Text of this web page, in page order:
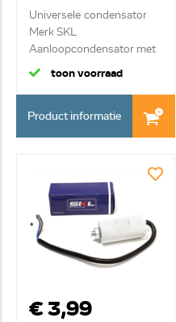
Universele condensator
Merk SKL
Aanloopcondensator met
ste...
toon voorraad
Product informatie
€ 3,99